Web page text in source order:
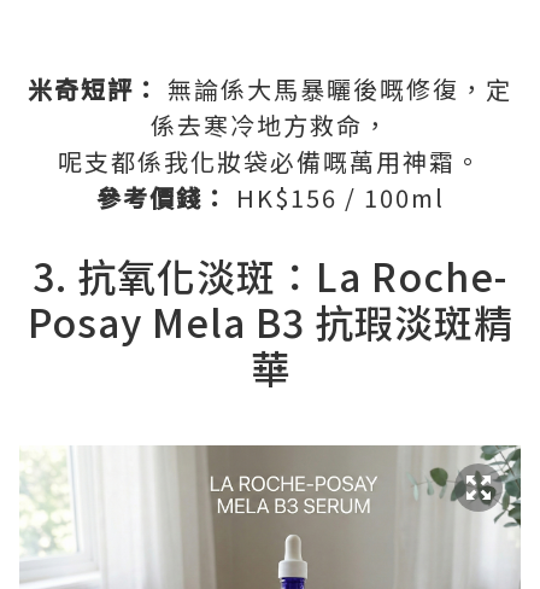
米奇短評： 無論係大馬暴曬後嘅修復，定
係去寒冷地方救命，
呢支都係我化妝袋必備嘅萬用神霜。
參考價錢： HK$156 / 100ml
3. 抗氧化淡斑：La Roche-
Posay Mela B3 抗瑕淡斑精
華